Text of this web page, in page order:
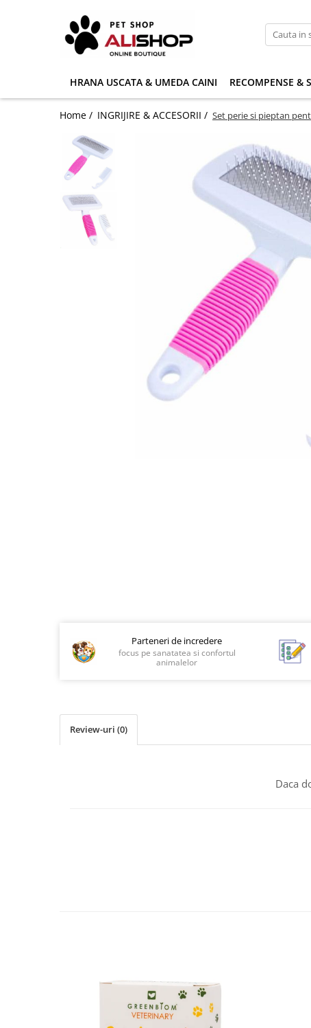
HRANA USCATA & UMEDA CAINI RECOMPENSE &
Home / INGRIJIRE & ACCESORII / Set perie si pieptan
Parteneri de incredere
focus pe sanatatea si confortul
animalelor
Review-uri (0)
Daca